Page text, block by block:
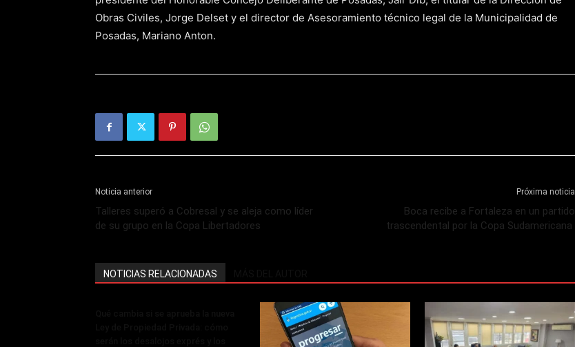
Obras Civiles, Jorge Delset y el director de Asesoramiento técnico legal de la Municipalidad de
Posadas, Mariano Anton.
Noticia anterior
Talleres superó a Cobresal y se aleja como líder
de su grupo en la Copa Libertadores
Próxima noticia
Boca recibe a Fortaleza en un partido
trascendental por la Copa Sudamericana
NOTICIAS RELACIONADAS